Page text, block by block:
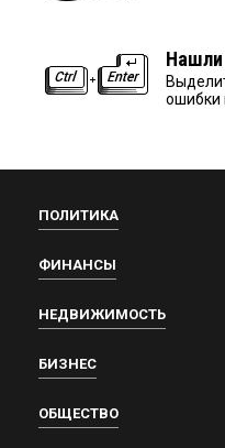
Нашли
ошибки
ПОЛИТИКА
ФИНАНСЫ
НЕДВИЖИМОСТЬ
БИЗНЕС
ОБЩЕСТВО